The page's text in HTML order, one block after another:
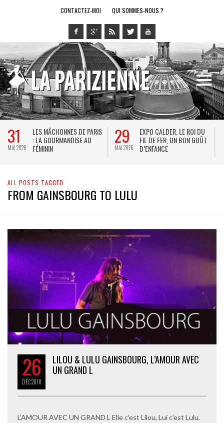
CONTACTEZ-MOI QUI SOMMES-NOUS ?
31
MAI 2026
LES MÂCHONNES DE PARIS
: LA GOURMANDISE AU
FÉMININ
29
MAI 2026
EXPO CALDER, LE ROI DU
FIL DE FER, UN BON GOÛT
D’ENFANCE
ALL POSTS TAGGED
FROM GAINSBOURG TO LULU
26
DÉC2018
LILOU & LULU GAINSBOURG, L’AMOUR AVEC
UN GRAND L
L’AMOUR AVEC UN GRAND L Elle c’est Lilou, Lui c’est Lulu.